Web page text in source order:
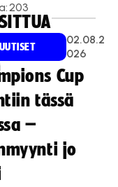
203
UUTISET
02.08.2
026
Cup
tässä
–
jo